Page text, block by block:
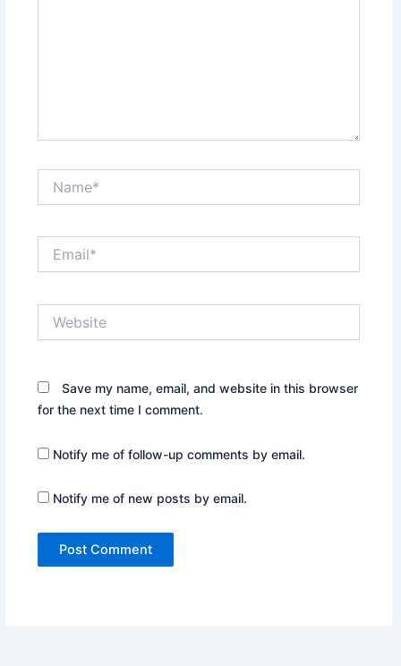
Save my name, email, and website in this browser
for the next time I comment.
Notify me of follow-up comments by email.
Notify me of new posts by email.